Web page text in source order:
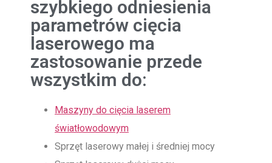
szybkiego odniesienia
parametrów cięcia
laserowego ma
zastosowanie przede
wszystkim do:
Maszyny do cięcia laserem
światłowodowym
Sprzęt laserowy małej i średniej mocy